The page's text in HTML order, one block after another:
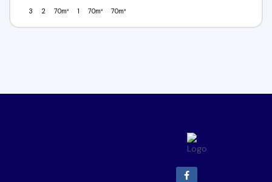
3 2 70m² 1 70m² 70m²